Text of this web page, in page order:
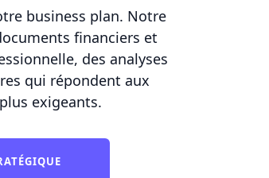
business plan. Notre
financiers et
des analyses
qui répondent aux
exigeants.